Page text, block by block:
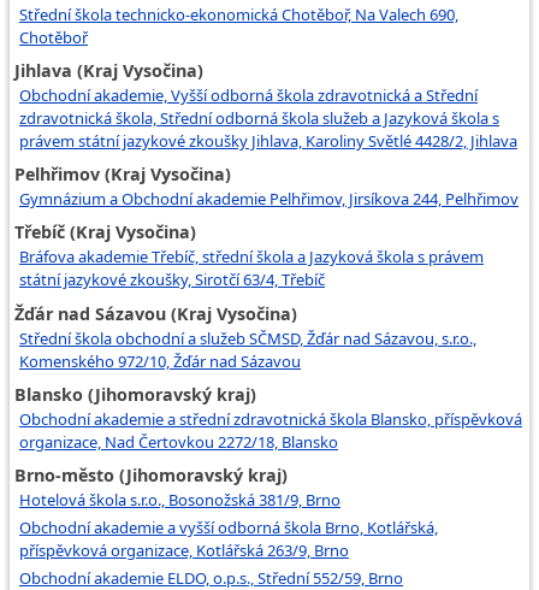
Střední škola technicko-ekonomická Chotěboř, Na Valech 690,
Chotěboř
Jihlava (Kraj Vysočina)
Obchodní akademie, Vyšší odborná škola zdravotnická a Střední
zdravotnická škola, Střední odborná škola služeb a Jazyková škola s
právem státní jazykové zkoušky Jihlava, Karoliny Světlé 4428/2, Jihlava
Pelhřimov (Kraj Vysočina)
Gymnázium a Obchodní akademie Pelhřimov, Jirsíkova 244, Pelhřimov
Třebíč (Kraj Vysočina)
Bráfova akademie Třebíč, střední škola a Jazyková škola s právem
státní jazykové zkoušky, Sirotčí 63/4, Třebíč
Žďár nad Sázavou (Kraj Vysočina)
Střední škola obchodní a služeb SČMSD, Žďár nad Sázavou, s.r.o.,
Komenského 972/10, Žďár nad Sázavou
Blansko (Jihomoravský kraj)
Obchodní akademie a střední zdravotnická škola Blansko, příspěvková
organizace, Nad Čertovkou 2272/18, Blansko
Brno-město (Jihomoravský kraj)
Hotelová škola s.r.o., Bosonožská 381/9, Brno
Obchodní akademie a vyšší odborná škola Brno, Kotlářská,
příspěvková organizace, Kotlářská 263/9, Brno
Obchodní akademie ELDO, o.p.s., Střední 552/59, Brno